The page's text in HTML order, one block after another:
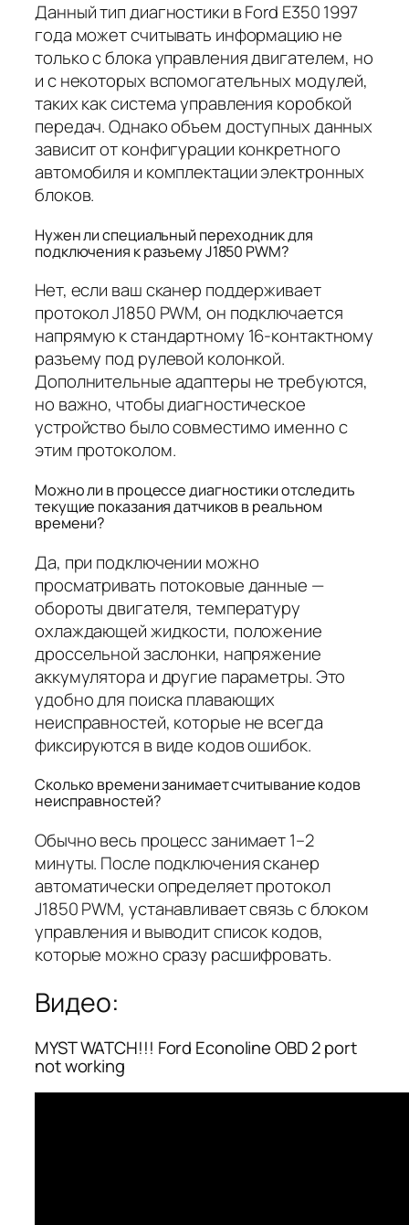
Данный тип диагностики в Ford E350 1997
года может считывать информацию не
только с блока управления двигателем, но
и с некоторых вспомогательных модулей,
таких как система управления коробкой
передач. Однако объем доступных данных
зависит от конфигурации конкретного
автомобиля и комплектации электронных
блоков.
Нужен ли специальный переходник для
подключения к разъему J1850 PWM?
Нет, если ваш сканер поддерживает
протокол J1850 PWM, он подключается
напрямую к стандартному 16-контактному
разъему под рулевой колонкой.
Дополнительные адаптеры не требуются,
но важно, чтобы диагностическое
устройство было совместимо именно с
этим протоколом.
Можно ли в процессе диагностики отследить
текущие показания датчиков в реальном
времени?
Да, при подключении можно
просматривать потоковые данные —
обороты двигателя, температуру
охлаждающей жидкости, положение
дроссельной заслонки, напряжение
аккумулятора и другие параметры. Это
удобно для поиска плавающих
неисправностей, которые не всегда
фиксируются в виде кодов ошибок.
Сколько времени занимает считывание кодов
неисправностей?
Обычно весь процесс занимает 1–2
минуты. После подключения сканер
автоматически определяет протокол
J1850 PWM, устанавливает связь с блоком
управления и выводит список кодов,
которые можно сразу расшифровать.
Видео:
MYST WATCH!!! Ford Econoline OBD 2 port
not working